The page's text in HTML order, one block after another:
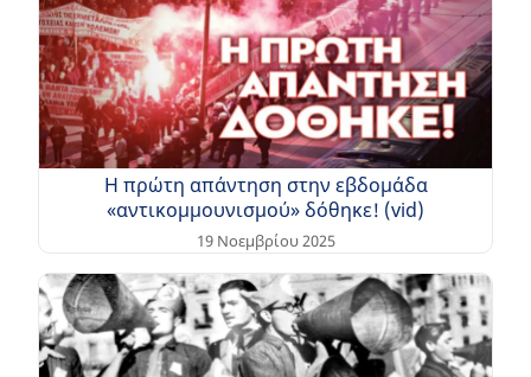
Η πρώτη απάντηση στην εβδομάδα
«αντικομμουνισμού» δόθηκε! (vid)
19 Νοεμβρίου 2025